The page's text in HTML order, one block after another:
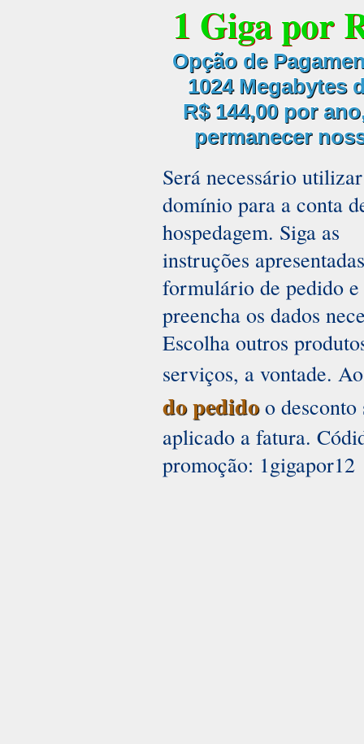
1 Giga por
Opção de
1024 Megabytes
R$ 144,00 por
permanecer
Será necessário
domínio para a conta
hospedagem. Siga as
instruções
formulário de pedido e
preencha os dados
Escolha outros
serviços, a vontade.
do pedidoo desconto
aplicado a fatura.
promoção: 1gigapor12